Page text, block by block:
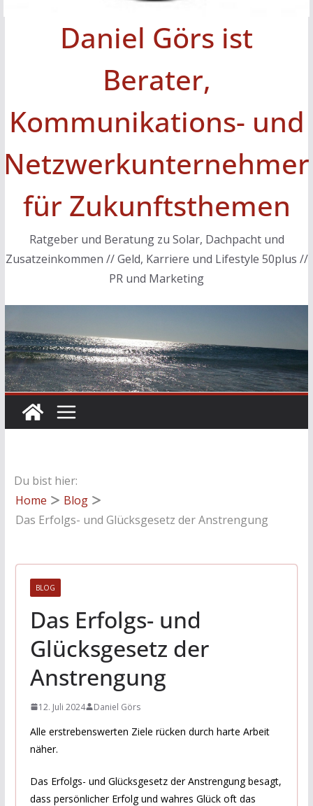
Daniel Görs ist
Berater,
Kommunikations- und
Netzwerkunternehmer
für Zukunftsthemen
Ratgeber und Beratung zu Solar, Dachpacht und
Zusatzeinkommen // Geld, Karriere und Lifestyle 50plus //
PR und Marketing
Du bist hier:
Home
Blog
Das Erfolgs- und Glücksgesetz der Anstrengung
BLOG
Das Erfolgs- und
Glücksgesetz der
Anstrengung
12. Juli 2024 Daniel Görs
Alle erstrebenswerten Ziele rücken durch harte Arbeit
näher.
Das Erfolgs- und Glücksgesetz der Anstrengung besagt,
dass persönlicher Erfolg und wahres Glück oft das